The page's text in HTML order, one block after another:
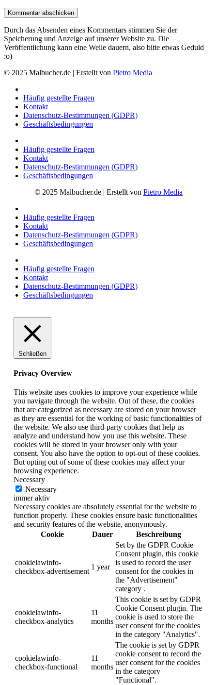
Durch das Absenden eines Kommentars stimmen Sie der
Speicherung und Anzeige auf unserer Website zu. Die
Veröffentlichung kann eine Weile dauern, also bitte etwas Geduld
:o)
© 2025 Malbucher.de | Erstellt von Pietro Media
Häufig gestellte Fragen
Kontakt
Datenschutz-Bestimmungen (GDPR)
Geschäftsbedingungen
Häufig gestellte Fragen
Kontakt
Datenschutz-Bestimmungen (GDPR)
Geschäftsbedingungen
© 2025 Malbucher.de | Erstellt von Pietro Media
Häufig gestellte Fragen
Kontakt
Datenschutz-Bestimmungen (GDPR)
Geschäftsbedingungen
Häufig gestellte Fragen
Kontakt
Datenschutz-Bestimmungen (GDPR)
Geschäftsbedingungen
Schließen
Privacy Overview
This website uses cookies to improve your experience while
you navigate through the website. Out of these, the cookies
that are categorized as necessary are stored on your browser
as they are essential for the working of basic functionalities of
the website. We also use third-party cookies that help us
analyze and understand how you use this website. These
cookies will be stored in your browser only with your
consent. You also have the option to opt-out of these cookies.
But opting out of some of these cookies may affect your
browsing experience.
Necessary
Necessary
immer aktiv
Necessary cookies are absolutely essential for the website to
function properly. These cookies ensure basic functionalities
and security features of the website, anonymously.
Cookie
Dauer Beschreibung
cookielawinfo-
checkbox-advertisement
1 year
Set by the GDPR Cookie
Consent plugin, this cookie
is used to record the user
consent for the cookies in
the "Advertisement"
category .
cookielawinfo-
checkbox-analytics
11
months
This cookie is set by GDPR
Cookie Consent plugin. The
cookie is used to store the
user consent for the cookies
in the category "Analytics".
cookielawinfo-
checkbox-functional
11
months
The cookie is set by GDPR
cookie consent to record the
user consent for the cookies
in the category
"Functional".